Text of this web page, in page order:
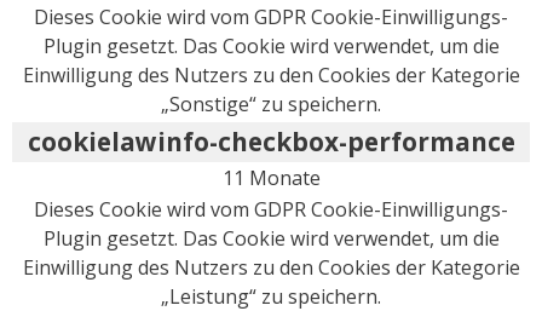
Dieses Cookie wird vom GDPR Cookie-Einwilligungs-
Plugin gesetzt. Das Cookie wird verwendet, um die
Einwilligung des Nutzers zu den Cookies der Kategorie
„Sonstige“ zu speichern.
cookielawinfo-checkbox-performance
11 Monate
Dieses Cookie wird vom GDPR Cookie-Einwilligungs-
Plugin gesetzt. Das Cookie wird verwendet, um die
Einwilligung des Nutzers zu den Cookies der Kategorie
„Leistung“ zu speichern.